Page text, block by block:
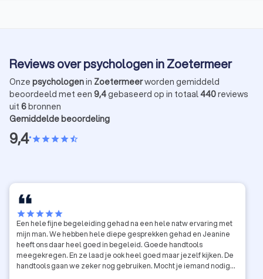
Reviews over psychologen in Zoetermeer
Onze psychologenin Zoetermeerworden gemiddeld
beoordeeld met een 9,4gebaseerd op in totaal440reviews
uit 6bronnen
Gemiddelde beoordeling
9,4•starstarstarstarstar_half
starstarstarstarstar
Een hele fijne begeleiding gehad na een hele natw ervaring met
mijn man. We hebben hele diepe gesprekken gehad en Jeanine
heeft ons daar heel goed in begeleid. Goede handtools
meegekregen. En ze laad je ook heel goed maar jezelf kijken. De
handtools gaan we zeker nog gebruiken. Mocht je iemand nodig